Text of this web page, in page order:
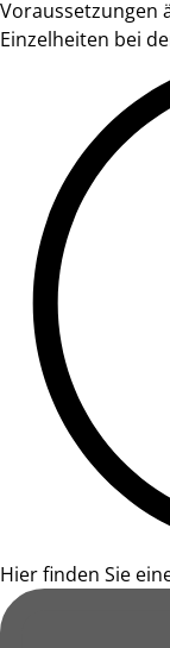
Voraussetzungen
Einzelheiten bei
Hier finden Sie